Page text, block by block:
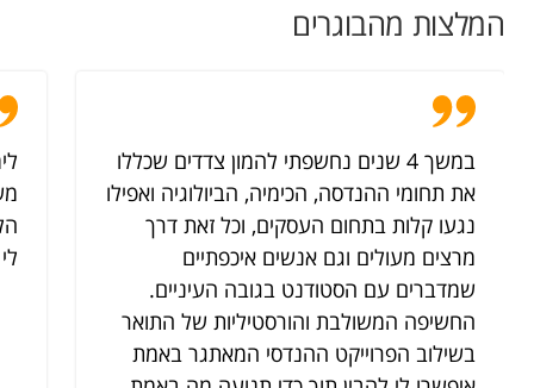
המלצות מהבוגרים
במשך 4 שנים נחשפתי להמון צדדים שכללו
את תחומי ההנדסה, הכימיה, הביולוגיה ואפילו
נגעו קלות בתחום העסקים, וכל זאת דרך
מרצים מעולים וגם אנשים איכפתיים
שמדברים עם הסטודנט בגובה העיניים.
החשיפה המשולבת והורסטיליות של התואר
בשילוב הפרוייקט ההנדסי המאתגר באמת